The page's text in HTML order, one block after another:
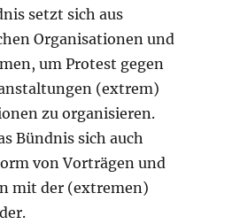
setzt sich aus
Organisationen und
um Protest gegen
(extrem)
zu organisieren.
Bündnis sich auch
von Vorträgen und
mit der (extremen)